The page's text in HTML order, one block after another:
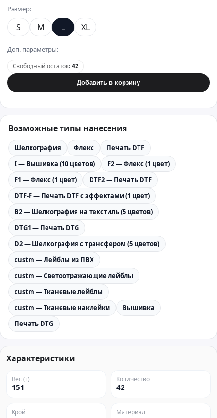
Размер:
S M L XL
Доп. параметры:
Свободный остаток:42
Добавить в корзину
Возможные типы нанесения
Шелкография Флекс
Печать DTF
I — Вышивка (10 цветов)
F2 — Флекс (1 цвет)
F1 — Флекс (1 цвет)
DTF2 — Печать DTF
DTF-F — Печать DTF с эффектами (1 цвет)
B2 — Шелкография на текстиль (5 цветов)
DTG1 — Печать DTG
D2 — Шелкография с трансфером (5 цветов)
custm — Лейблы из ПВХ
custm — Светоотражающие лейблы
custm — Тканевые лейблы
custm — Тканевые наклейки
Вышивка
Печать DTG
Характеристики
Вес (г)
151
Количество
42
Крой Материал